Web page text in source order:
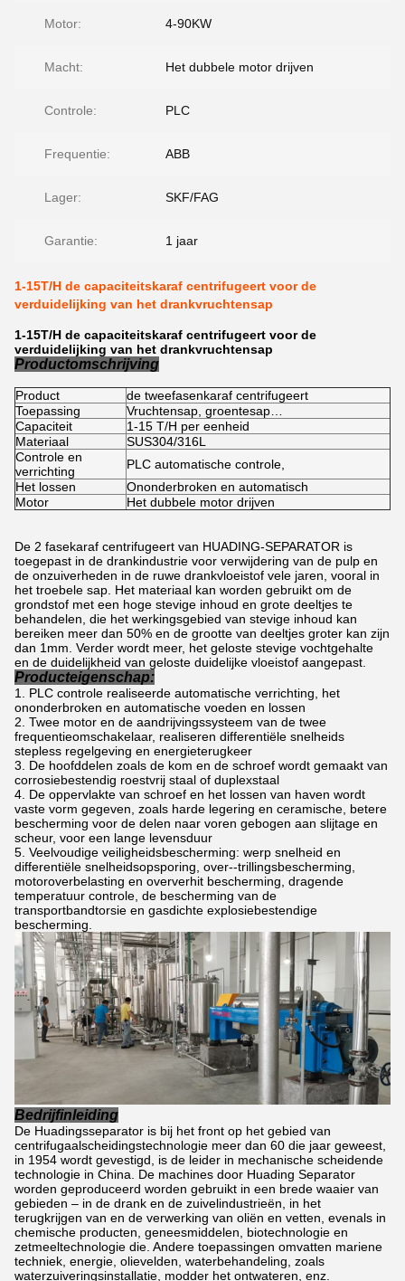
Motor: 4-90KW
Macht: Het dubbele motor drijven
Controle: PLC
Frequentie: ABB
Lager: SKF/FAG
Garantie: 1 jaar
1-15T/H de capaciteitskaraf centrifugeert voor de
verduidelijking van het drankvruchtensap
1-15T/H de capaciteitskaraf centrifugeert voor de
verduidelijking van het drankvruchtensap
Productomschrijving
Product
de tweefasenkaraf centrifugeert
Toepassing
Vruchtensap, groentesap…
Capaciteit
1-15 T/H per eenheid
Materiaal
SUS304/316L
Controle en
verrichting
PLC automatische controle,
Het lossen
Ononderbroken en automatisch
Motor
Het dubbele motor drijven
De 2 fasekaraf centrifugeert van HUADING-SEPARATOR is
toegepast in de drankindustrie voor verwijdering van de pulp en
de onzuiverheden in de ruwe drankvloeistof vele jaren, vooral in
het troebele sap. Het materiaal kan worden gebruikt om de
grondstof met een hoge stevige inhoud en grote deeltjes te
behandelen, die het werkingsgebied van stevige inhoud kan
bereiken meer dan 50% en de grootte van deeltjes groter kan zijn
dan 1mm. Verder wordt meer, het geloste stevige vochtgehalte
en de duidelijkheid van geloste duidelijke vloeistof aangepast.
Producteigenschap:
PLC controle realiseerde automatische verrichting, het
ononderbroken en automatische voeden en lossen
Twee motor en de aandrijvingssysteem van de twee
frequentieomschakelaar, realiseren differentiële snelheids
stepless regelgeving en energieterugkeer
De hoofddelen zoals de kom en de schroef wordt gemaakt van
corrosiebestendig roestvrij staal of duplexstaal
De oppervlakte van schroef en het lossen van haven wordt
vaste vorm gegeven, zoals harde legering en ceramische, betere
bescherming voor de delen naar voren gebogen aan slijtage en
scheur, voor een lange levensduur
Veelvoudige veiligheidsbescherming: werp snelheid en
differentiële snelheidsopsporing, over--trillingsbescherming,
motoroverbelasting en oververhit bescherming, dragende
temperatuur controle, de bescherming van de
transportbandtorsie en gasdichte explosiebestendige
bescherming.
Bedrijfinleiding
De Huadingsseparator is bij het front op het gebied van
centrifugaalscheidingstechnologie meer dan 60 die jaar geweest,
in 1954 wordt gevestigd, is de leider in mechanische scheidende
technologie in China. De machines door Huading Separator
worden geproduceerd worden gebruikt in een brede waaier van
gebieden – in de drank en de zuivelindustrieën, in het
terugkrijgen van en de verwerking van oliën en vetten, evenals in
chemische producten, geneesmiddelen, biotechnologie en
zetmeeltechnologie die. Andere toepassingen omvatten mariene
techniek, energie, olievelden, waterbehandeling, zoals
waterzuiveringsinstallatie, modder het ontwateren, enz.